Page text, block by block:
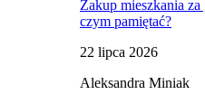
Zakup mieszkania
czym pamiętać?
22 lipca 2026
Aleksandra Miniak